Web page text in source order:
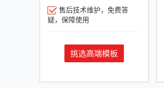
售后技术维护，免费答
疑，保障使用
挑选高端模板